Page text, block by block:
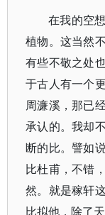
在我的空
植物。这当然
有些不敬之处
于古人有一个
周濂溪，那已
承认的。我却
断的比。譬如
比杜甫，不错
然。就是稼轩
比拟他，除了